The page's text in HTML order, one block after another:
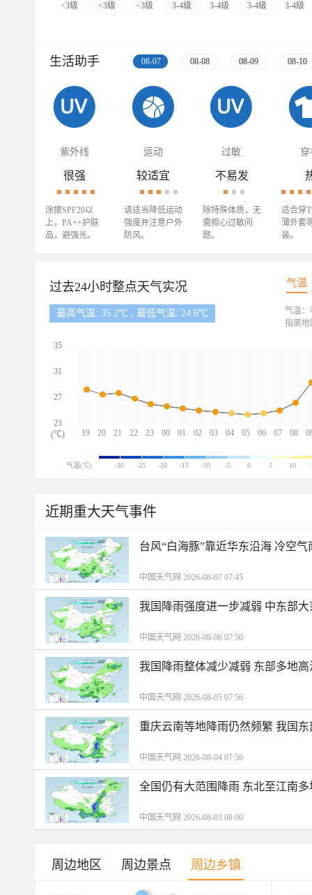
<3级 <3级 <3级 3-4级 3-4级 3-4级 3-4级
生活助手 08-07 08-08 08-09 08-10
紫外线 运动 过敏 穿
很强
涂擦SPF20以
上，PA++护肤
品，避强光。
较适宜
请适当降低运动
强度并注意户外
防风。
不易发
除特殊体质，无
需担心过敏问
题。
适合穿
薄外套
装。
过去24小时整点天气实况 气温
最高气温: 35.2℃ , 最低气温: 24.6℃
19 20 21 22 23 00 01 02 03 04 05 06 07 08
35
31
27
23
(℃)
气温：
指离地
气温(℃) -30 -25 -20 -15 -10 -5 0 5 10
近期重大天气事件
台风“白海豚”靠近华东沿海 冷空
中国天气网 2026-08-07 07:45
我国降雨强度进一步减弱 中东部
中国天气网 2026-08-06 07:50
我国降雨整体减少减弱 东部多地
中国天气网 2026-08-05 07:56
重庆云南等地降雨仍然频繁 我国
中国天气网 2026-08-04 07:56
全国仍有大范围降雨 东北至江南
中国天气网 2026-08-03 08:00
周边地区 周边景点 周边乡镇